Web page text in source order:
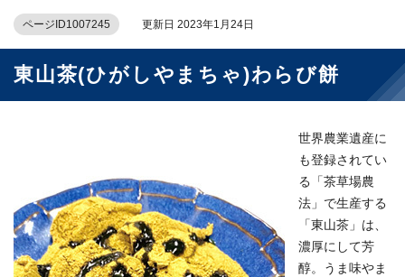
ページID1007245 更新日 2023年1月24日
東山茶(ひがしやまちゃ)わらび餅
世界農業遺産に
も登録されてい
る「茶草場農
法」で生産する
「東山茶」は、
濃厚にして芳
醇。うま味やま